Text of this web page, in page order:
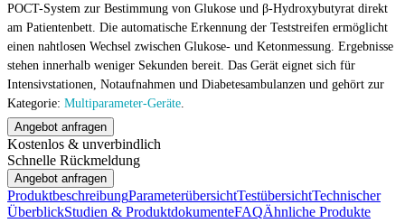
POCT-System zur Bestimmung von Glukose und β-Hydroxybutyrat direkt
am Patientenbett. Die automatische Erkennung der Teststreifen ermöglicht
einen nahtlosen Wechsel zwischen Glukose- und Ketonmessung. Ergebnisse
stehen innerhalb weniger Sekunden bereit. Das Gerät eignet sich für
Intensivstationen, Notaufnahmen und Diabetesambulanzen und gehört zur
Kategorie: Multiparameter-Geräte
Angebot anfragen
Kostenlos & unverbindlich
Schnelle Rückmeldung
Angebot anfragen
ProduktbeschreibungParameterübersichtTestübersichtTechnischer
ÜberblickStudien & ProduktdokumenteFAQÄhnliche Produkte